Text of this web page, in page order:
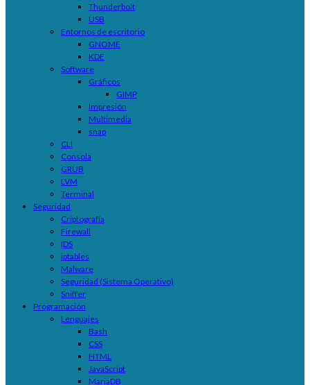
Thunderbolt
USB
Entornos de escritorio
GNOME
KDE
Software
Gráficos
GIMP
Impresión
Multimedia
snap
CLI
Consola
GRUB
LVM
Terminal
Seguridad
Criptografía
Firewall
IDS
iptables
Malware
Seguridad (Sistema Operativo)
Sniffer
Programación
Lenguajes
Bash
CSS
HTML
JavaScript
MariaDB